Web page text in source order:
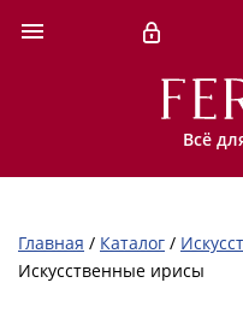
Всё
Главная / Каталог /
Искусственные ирисы